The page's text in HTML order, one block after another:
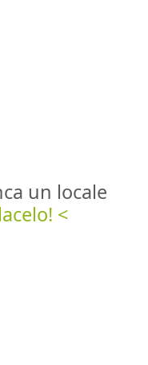
un locale
<